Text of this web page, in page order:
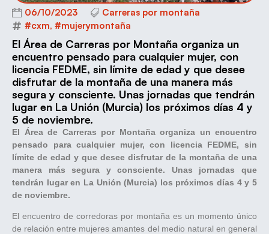
06/10/2023
Carreras por montaña
#cxm, #mujerymontaña
El Área de Carreras por Montaña organiza un
encuentro pensado para cualquier mujer, con
licencia FEDME, sin límite de edad y que desee
disfrutar de la montaña de una manera más
segura y consciente. Unas jornadas que tendrán
lugar en La Unión (Murcia) los próximos días 4 y
5 de noviembre.
El Área de Carreras por Montaña organiza un encuentro
pensado para cualquier mujer, con licencia FEDME, sin
límite de edad y que desee disfrutar de la montaña de una
manera más segura y consciente. Unas jornadas que
tendrán lugar en La Unión (Murcia) los próximos días 4 y 5
de noviembre.
El encuentro de corredoras por montaña es un momento único
de relación entre mujeres amantes del medio natural en general